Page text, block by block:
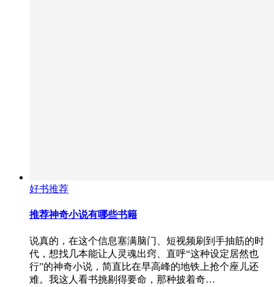
好书推荐
推荐神奇小说有哪些书籍
说真的，在这个信息塞满脑门、短视频刷到手抽筋的时
代，想找几本能让人灵魂出窍、直呼“这种设定居然也
行”的神奇小说，简直比在早高峰的地铁上抢个座儿还
难。我这人看书挑剔得要命，那种披着奇…